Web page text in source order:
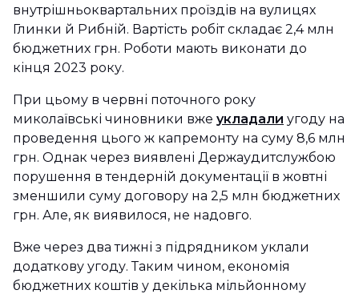
внутрішньоквартальних проїздів на вулицях
Глинки й Рибній. Вартість робіт складає 2,4 млн
бюджетних грн. Роботи мають виконати до
кінця 2023 року.
При цьому в червні поточного року
миколаївські чиновники вже укладали угоду на
проведення цього ж капремонту на суму 8,6 млн
грн. Однак через виявлені Держаудитслужбою
порушення в тендерній документації в жовтні
зменшили суму договору на 2,5 млн бюджетних
грн. Але, як виявилося, не надовго.
Вже через два тижні з підрядником уклали
додаткову угоду. Таким чином, економія
бюджетних коштів у декілька мільйонному